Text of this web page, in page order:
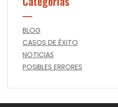
BLOG
CASOS DE ÉXITO
NOTICIAS
POSIBLES ERRORES